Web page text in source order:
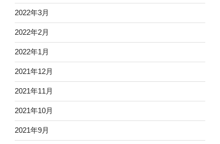
2022年3月
2022年2月
2022年1月
2021年12月
2021年11月
2021年10月
2021年9月